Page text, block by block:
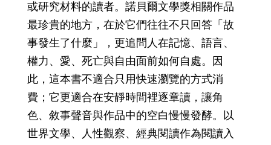
或研究材料的讀者。諾貝爾文學獎相關作品
最珍貴的地方，在於它們往往不只回答「故
事發生了什麼」，更追問人在記憶、語言、
權力、愛、死亡與自由面前如何自處。因
此，這本書不適合只用快速瀏覽的方式消
費；它更適合在安靜時間裡逐章讀，讓角
色、敘事聲音與作品中的空白慢慢發酵。以
世界文學、人性觀察、經典閱讀作為閱讀入